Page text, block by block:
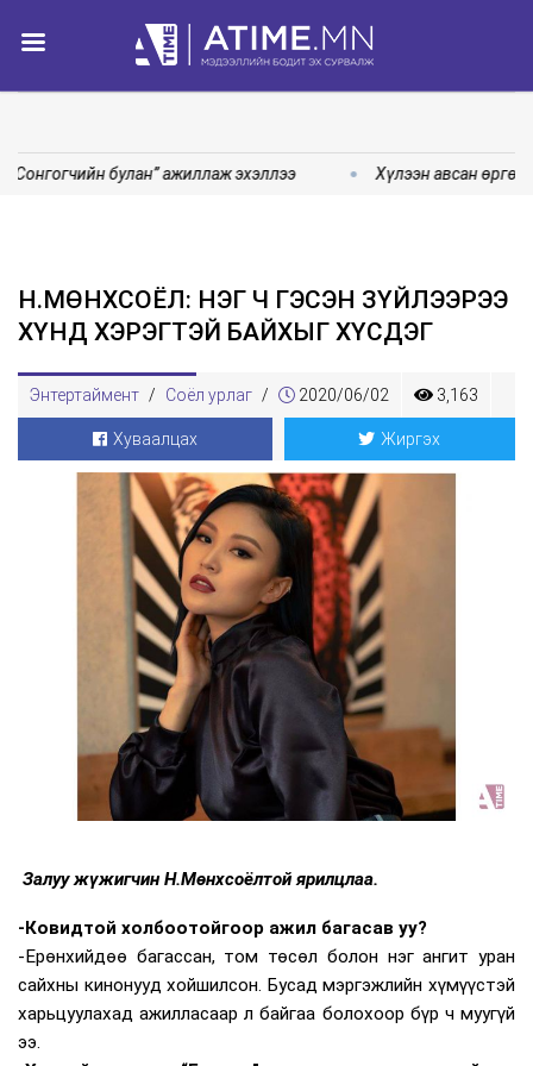
булан” ажиллаж эхэллээ Хүлээн авсан
Н.МӨНХСОЁЛ: НЭГ Ч ГЭСЭН ЗҮЙЛЭЭРЭЭ
ХҮНД ХЭРЭГТЭЙ БАЙХЫГ ХҮСДЭГ
Энтертаймент / Соёл урлаг / 2020/06/02 3,163
Хуваалцах Жиргэх
Залуу жүжигчин Н.Мөнхсоёлтой ярилцлаа.
-Ковидтой холбоотойгоор ажил багасав уу?
-Ерөнхийдөө багассан, том төсөл болон нэг ангит уран
сайхны кинонууд хойшилсон. Бусад мэргэжлийн хүмүүстэй
харьцуулахад ажилласаар л байгаа болохоор бүр ч муугүй
ээ.